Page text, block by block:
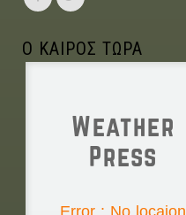
Ο ΚΑΙΡΟΣ ΤΩΡΑ
Weather
Press